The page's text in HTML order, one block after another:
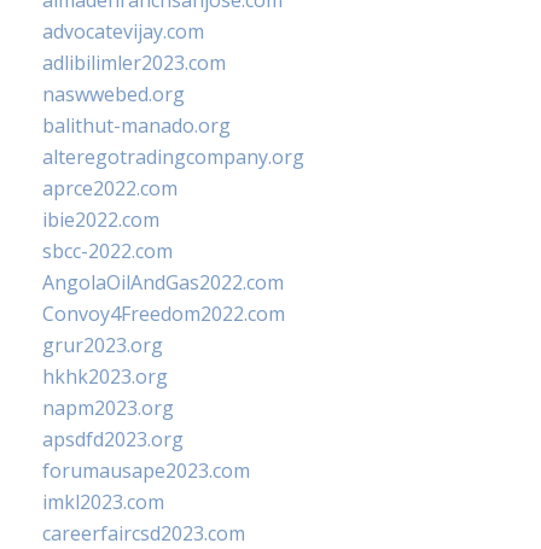
advocatevijay.com
adlibilimler2023.com
naswwebed.org
balithut-manado.org
alteregotradingcompany.org
aprce2022.com
ibie2022.com
sbcc-2022.com
AngolaOilAndGas2022.com
Convoy4Freedom2022.com
grur2023.org
hkhk2023.org
napm2023.org
apsdfd2023.org
forumausape2023.com
imkl2023.com
careerfaircsd2023.com